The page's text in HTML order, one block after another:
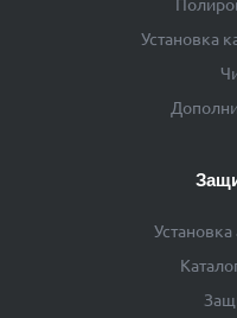
Установка
Установка